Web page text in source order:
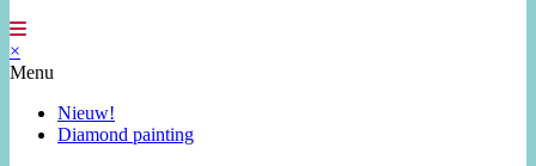
×
Menu
Nieuw!
Diamond painting